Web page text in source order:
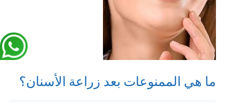
ما هي الممنوعات بعد زراعة الأسنان؟